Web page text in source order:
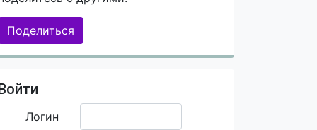
Поделиться
Логин